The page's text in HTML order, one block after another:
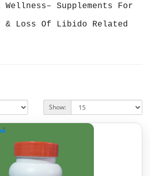
Wellness– Supplements For
& Loss Of Libido Related
Show: